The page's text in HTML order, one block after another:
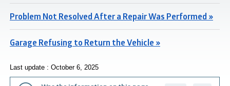
Problem Not Resolved After a Repair Was Performed »
Garage Refusing to Return the Vehicle »
Last update : October 6, 2025